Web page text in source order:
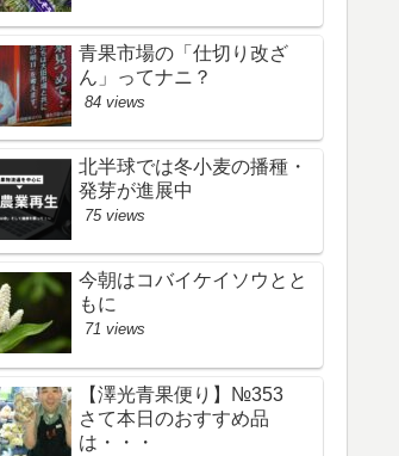
青果市場の「仕切り改ざ
ん」ってナニ？
84 views
北半球では冬小麦の播種・
発芽が進展中
75 views
今朝はコバイケイソウとと
もに
71 views
【澤光青果便り】№353
さて本日のおすすめ品
は・・・